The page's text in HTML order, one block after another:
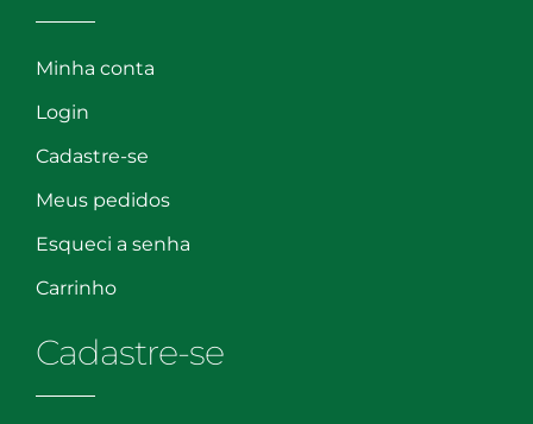
Minha conta
Login
Cadastre-se
Meus pedidos
Esqueci a senha
Carrinho
Cadastre-se